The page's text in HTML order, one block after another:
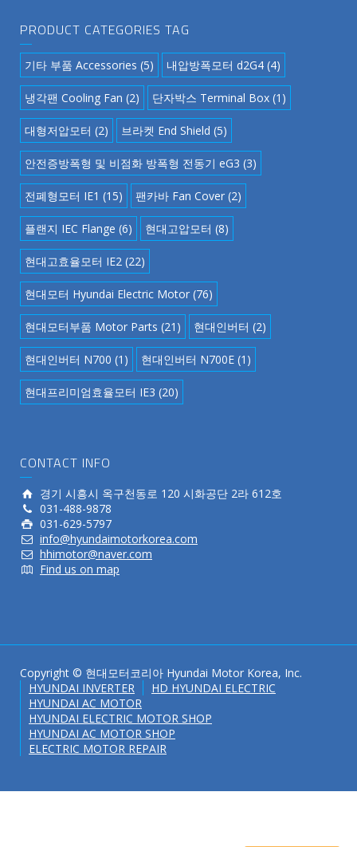
PRODUCT CATEGORIES TAG
기타 부품 Accessories (5) 내압방폭모터 d2G4 (4)
냉각팬 Cooling Fan (2) 단자박스 Terminal Box (1)
대형저압모터 (2) 브라켓 End Shield (5)
안전증방폭형 및 비점화 방폭형 전동기 eG3 (3)
전폐형모터 IE1 (15) 팬카바 Fan Cover (2)
플랜지 IEC Flange (6) 현대고압모터 (8)
현대고효율모터 IE2 (22)
현대모터 Hyundai Electric Motor (76)
현대모터부품 Motor Parts (21) 현대인버터 (2)
현대인버터 N700 (1) 현대인버터 N700E (1)
현대프리미엄효율모터 IE3 (20)
CONTACT INFO
경기 시흥시 옥구천동로 120 시화공단 2라 612호
031-488-9878
031-629-5797
info@hyundaimotorkorea.com
hhimotor@naver.com
Find us on map
Copyright © 현대모터코리아 Hyundai Motor Korea, Inc.
HYUNDAI INVERTER
HD HYUNDAI ELECTRIC
HYUNDAI AC MOTOR
HYUNDAI ELECTRIC MOTOR SHOP
HYUNDAI AC MOTOR SHOP
ELECTRIC MOTOR REPAIR